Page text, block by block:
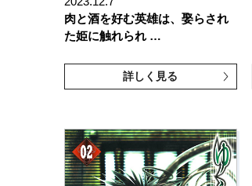
肉と酒を好む英雄は、娶らされ
た姫に触れられ …
詳しく見る